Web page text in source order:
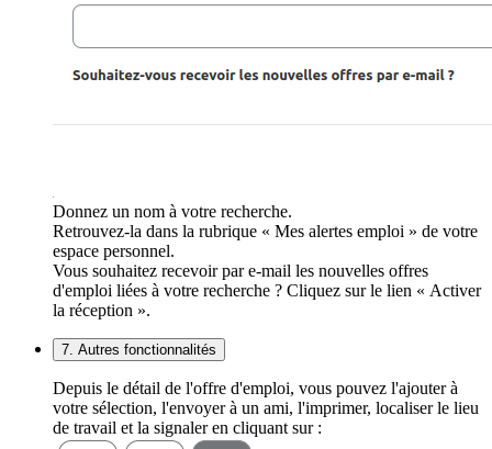
Donnez un nom à votre recherche.
Retrouvez-la dans la rubrique « Mes alertes emploi » de votre
espace personnel.
Vous souhaitez recevoir par e-mail les nouvelles offres
d'emploi liées à votre recherche ? Cliquez sur le lien « Activer
la réception ».
7. Autres fonctionnalités
Depuis le détail de l'offre d'emploi, vous pouvez l'ajouter à
votre sélection, l'envoyer à un ami, l'imprimer, localiser le lieu
de travail et la signaler en cliquant sur :